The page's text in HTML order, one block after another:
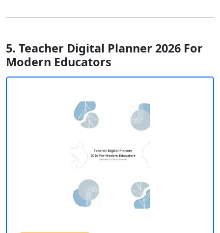
5. Teacher Digital Planner 2026 For
Modern Educators